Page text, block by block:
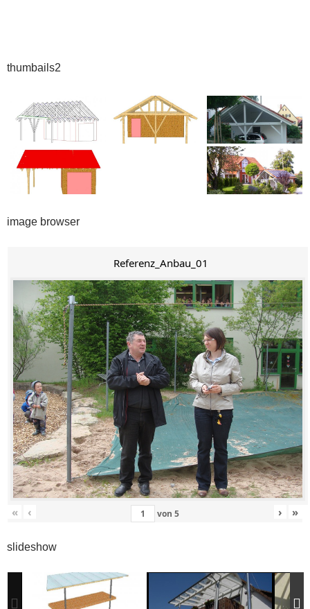
thumbails2
image browser
Referenz_Anbau_01
« ‹ von 5 › »
slideshow